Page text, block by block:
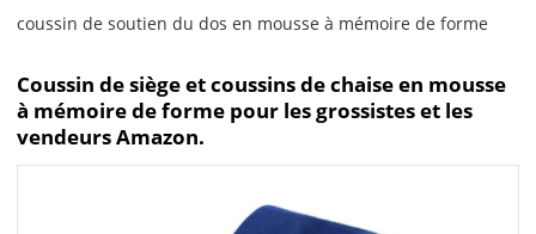
coussin de soutien du dos en mousse à mémoire de forme
Coussin de siège et coussins de chaise en mousse
à mémoire de forme pour les grossistes et les
vendeurs Amazon.